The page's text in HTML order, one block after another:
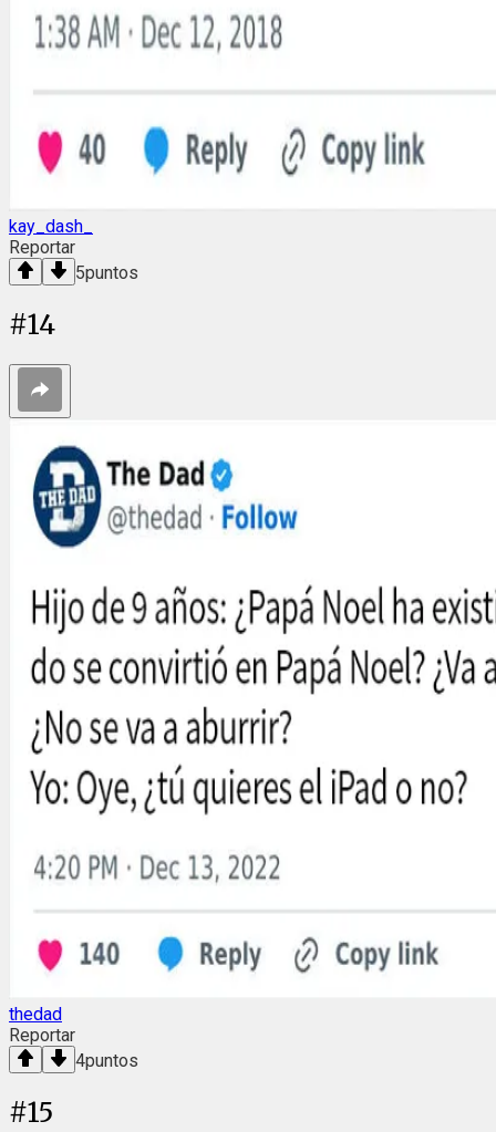
kay_dash_
Reportar
5puntos
#14
thedad
Reportar
4puntos
#15